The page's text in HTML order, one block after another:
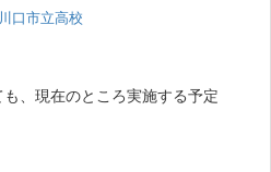
川口市立高校
、現在のところ実施する予定